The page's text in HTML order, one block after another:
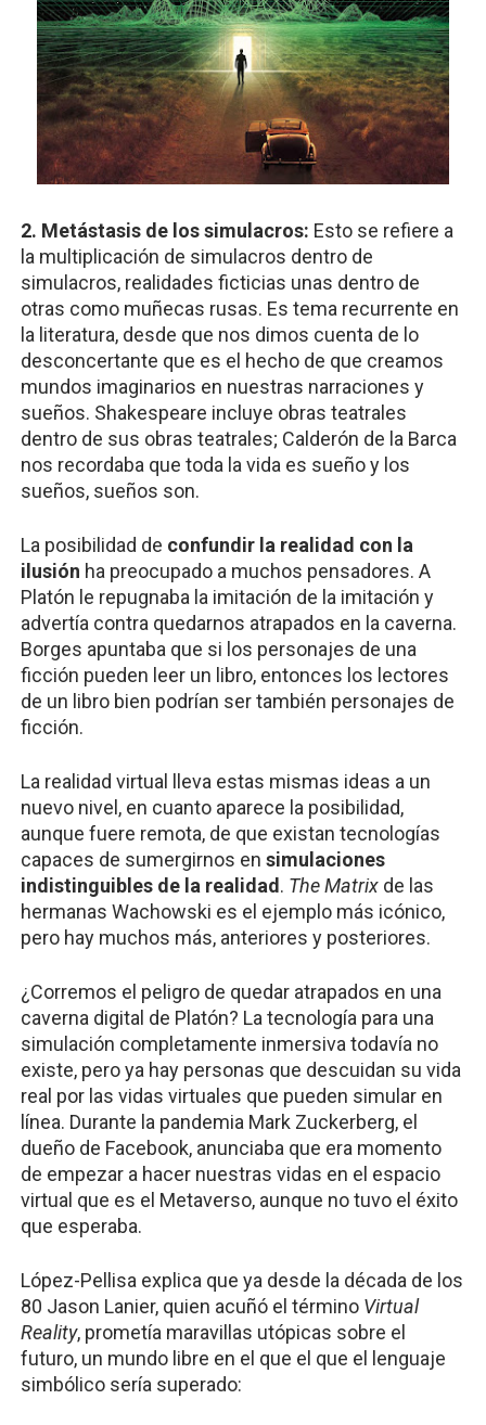
2. Metástasis de los simulacros: Esto se refiere a
la multiplicación de simulacros dentro de
simulacros, realidades ficticias unas dentro de
otras como muñecas rusas. Es tema recurrente en
la literatura, desde que nos dimos cuenta de lo
desconcertante que es el hecho de que creamos
mundos imaginarios en nuestras narraciones y
sueños. Shakespeare incluye obras teatrales
dentro de sus obras teatrales; Calderón de la Barca
nos recordaba que toda la vida es sueño y los
sueños, sueños son.
La posibilidad de confundir la realidad con la
ilusión ha preocupado a muchos pensadores. A
Platón le repugnaba la imitación de la imitación y
advertía contra quedarnos atrapados en la caverna.
Borges apuntaba que si los personajes de una
ficción pueden leer un libro, entonces los lectores
de un libro bien podrían ser también personajes de
ficción.
La realidad virtual lleva estas mismas ideas a un
nuevo nivel, en cuanto aparece la posibilidad,
aunque fuere remota, de que existan tecnologías
capaces de sumergirnos en simulaciones
indistinguibles de la realidad . The Matrixde las
hermanas Wachowski es el ejemplo más icónico,
pero hay muchos más, anteriores y posteriores.
¿Corremos el peligro de quedar atrapados en una
caverna digital de Platón? La tecnología para una
simulación completamente inmersiva todavía no
existe, pero ya hay personas que descuidan su vida
real por las vidas virtuales que pueden simular en
línea. Durante la pandemia Mark Zuckerberg, el
dueño de Facebook, anunciaba que era momento
de empezar a hacer nuestras vidas en el espacio
virtual que es el Metaverso, aunque no tuvo el éxito
que esperaba.
López-Pellisa explica que ya desde la década de los
80 Jason Lanier, quien acuñó el término Virtual
Reality, prometía maravillas utópicas sobre el
futuro, un mundo libre en el que el que el lenguaje
simbólico sería superado: